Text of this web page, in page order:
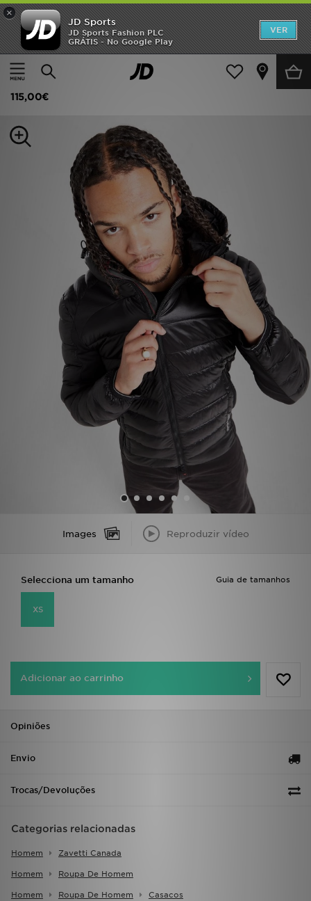
×
JD Sports
JD Sports Fashion PLC
GRÁTIS - No Google Play
VER
Página principal
Homem Roupa de Homem Casacos
Zavetti Canada Terrosso 2.0 Jacket
115,00€
Images Reproduzir vídeo
Guia de tamanhos
Selecciona um tamanho
XS
Adicionar ao carrinho
Opiniões
Envio
Trocas/Devoluções
Categorias relacionadas
Homem Zavetti Canada
Homem Roupa De Homem
Homem Roupa De Homem Casacos
INÍCIO
Promoções
MULHER
FUTEBOL JD
LOCALIZADOR DE LOJAS
MENSAGENS
ESTADO DO TEU PEDIDO
ATENÇÃO AO CLIENTE